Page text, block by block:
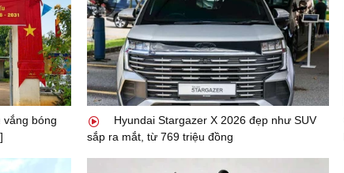
bóng
Hyundai Stargazer X 2026 đẹp như SUV
sắp ra mắt, từ 769 triệu đồng